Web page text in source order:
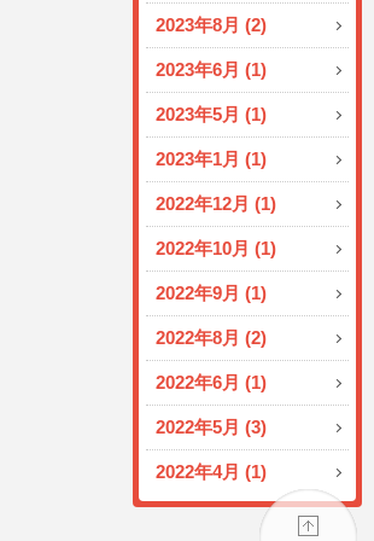
2023年8月 (2)
2023年6月 (1)
2023年5月 (1)
2023年1月 (1)
2022年12月 (1)
2022年10月 (1)
2022年9月 (1)
2022年8月 (2)
2022年6月 (1)
2022年5月 (3)
2022年4月 (1)